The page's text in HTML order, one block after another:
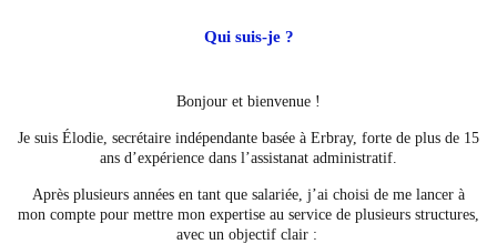
Qui suis-je ?
Bonjour et bienvenue !
Je suis Élodie, secrétaire indépendante basée à Erbray, forte de plus de 15
ans d’expérience dans l’assistanat administratif.
Après plusieurs années en tant que salariée, j’ai choisi de me lancer à
mon compte pour mettre mon expertise au service de plusieurs structures,
avec un objectif clair :